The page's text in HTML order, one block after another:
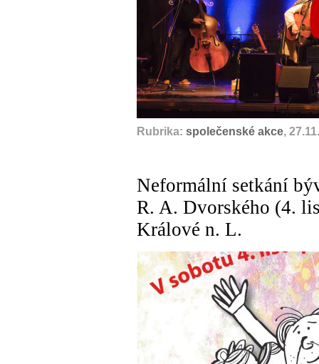
Rubrika: společenské akce,
Neformální setkání
R. A. Dvorského (4.
Králové n. L.